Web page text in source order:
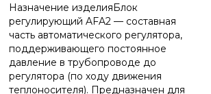
Назначение изделияБлок
регулирующий AFA2 — составная
часть автоматического регулятора,
поддерживающего постоянное
давление в трубопроводе до
регулятора (по ходу движения
теплоносителя). Предназначен для